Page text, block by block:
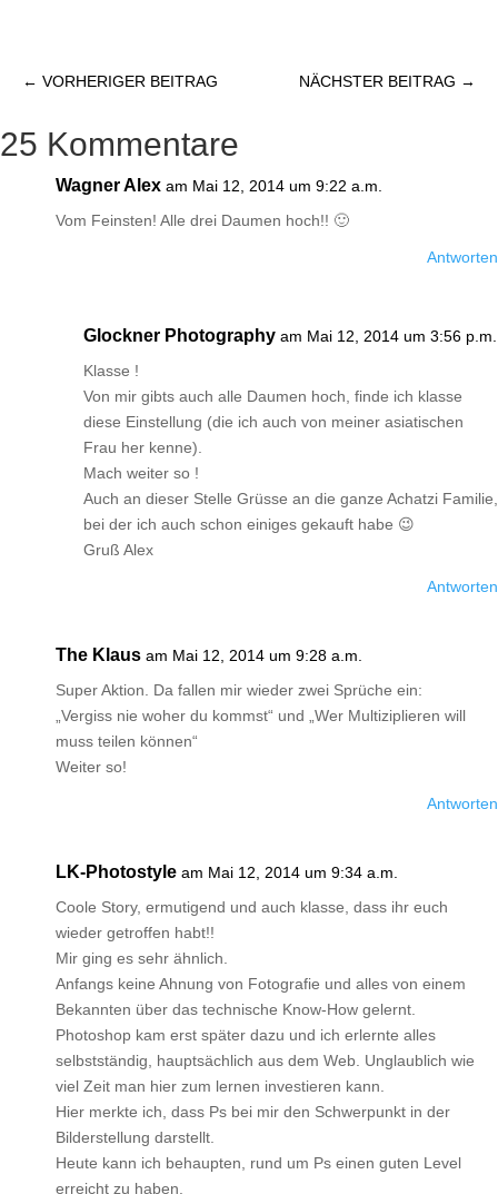
← VORHERIGER BEITRAG NÄCHSTER BEITRAG →
25 Kommentare
Wagner Alex am Mai 12, 2014 um 9:22 a.m.
Vom Feinsten! Alle drei Daumen hoch!! 🙂
Antworten
Glockner Photography am Mai 12, 2014 um 3:56 p.m.
Klasse !
Von mir gibts auch alle Daumen hoch, finde ich klasse
diese Einstellung (die ich auch von meiner asiatischen
Frau her kenne).
Mach weiter so !
Auch an dieser Stelle Grüsse an die ganze Achatzi Familie,
bei der ich auch schon einiges gekauft habe 😉
Gruß Alex
Antworten
The Klaus am Mai 12, 2014 um 9:28 a.m.
Super Aktion. Da fallen mir wieder zwei Sprüche ein:
„Vergiss nie woher du kommst“ und „Wer Multiziplieren will
muss teilen können“
Weiter so!
Antworten
LK-Photostyle am Mai 12, 2014 um 9:34 a.m.
Coole Story, ermutigend und auch klasse, dass ihr euch
wieder getroffen habt!!
Mir ging es sehr ähnlich.
Anfangs keine Ahnung von Fotografie und alles von einem
Bekannten über das technische Know-How gelernt.
Photoshop kam erst später dazu und ich erlernte alles
selbstständig, hauptsächlich aus dem Web. Unglaublich wie
viel Zeit man hier zum lernen investieren kann.
Hier merkte ich, dass Ps bei mir den Schwerpunkt in der
Bilderstellung darstellt.
Heute kann ich behaupten, rund um Ps einen guten Level
erreicht zu haben.